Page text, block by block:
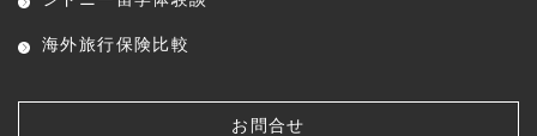
海外旅行保険比較
お問合せ